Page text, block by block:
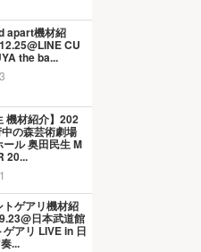
apart機材紹
CU
the ba...
機材紹介】202
の森芸術劇場
ール 奥田民生 M
20...
トゲアリ機材紹
日本武道館
ゲアリ LIVE in 日
...